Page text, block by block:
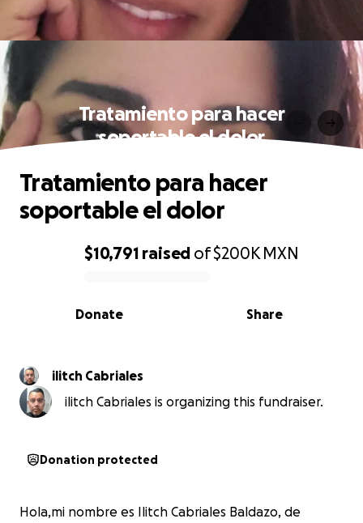
Tratamiento para hacer
soportable el dolor
0% complete
$10,791 raised of$200K MXN
Share
Donate
Tratamiento para hacer
soportable el dolor
ilitch Cabriales
ilitch Cabriales is organizing this fundraiser.
Donation protected
Hola,mi nombre es Ilitch Cabriales Baldazo, de